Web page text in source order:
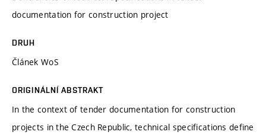
documentation for construction project
DRUH
Článek WoS
ORIGINÁLNÍ ABSTRAKT
In the context of tender documentation for construction
projects in the Czech Republic, technical specifications define